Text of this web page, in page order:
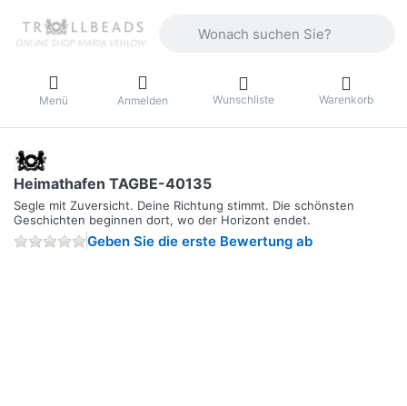
Menü Anmelden Wunschliste Warenkorb
Heimathafen TAGBE-40135
Segle mit Zuversicht. Deine Richtung stimmt. Die schönsten
Geschichten beginnen dort, wo der Horizont endet.
Geben Sie die erste Bewertung ab